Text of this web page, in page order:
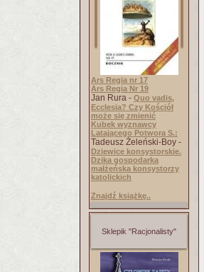
Ars Regia nr 17
Ars Regia Nr 19
Jan Rura - Quo vadis,
Ecclesia? Czy Kościół
może się zmienić
Kubek wyznawcy
Latającego Potwora S.:
Tadeusz Żeleński-Boy -
Dziewice konsystorskie.
Dzika gospodarka
małżeńska konsystorzy
katolickich
Znajdź książkę..
Sklepik "Racjonalisty"